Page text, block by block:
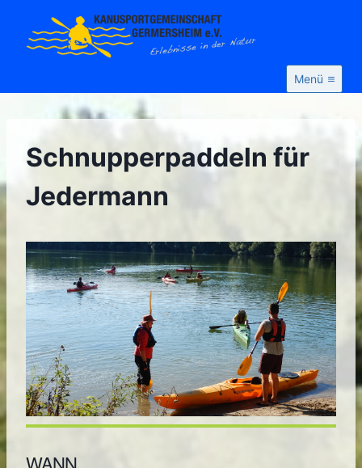
Inhalt
springen
Menü
Schnupperpaddeln für
Jedermann
WANN